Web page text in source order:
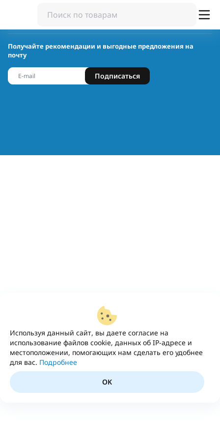
Используя данный сайт, вы даете согласие на
использование файлов cookie, данных об IP-адресе и
местоположении, помогающих нам сделать его удобнее
для вас. Подробнее
OK
Получайте рекомендации и выгодные предложения на
почту
Подписаться